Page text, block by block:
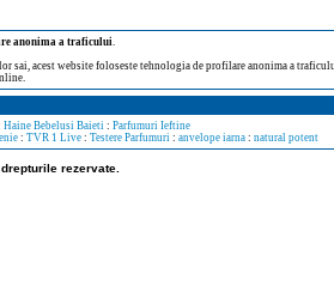
anonima a traficului.
sai, acest website foloseste tehnologia de profilare anonima a
Haine Bebelusi Baieti : Parfumuri Ieftine
: TVR 1 Live : Testere Parfumuri : anvelope iarna : natural potent
rezervate.